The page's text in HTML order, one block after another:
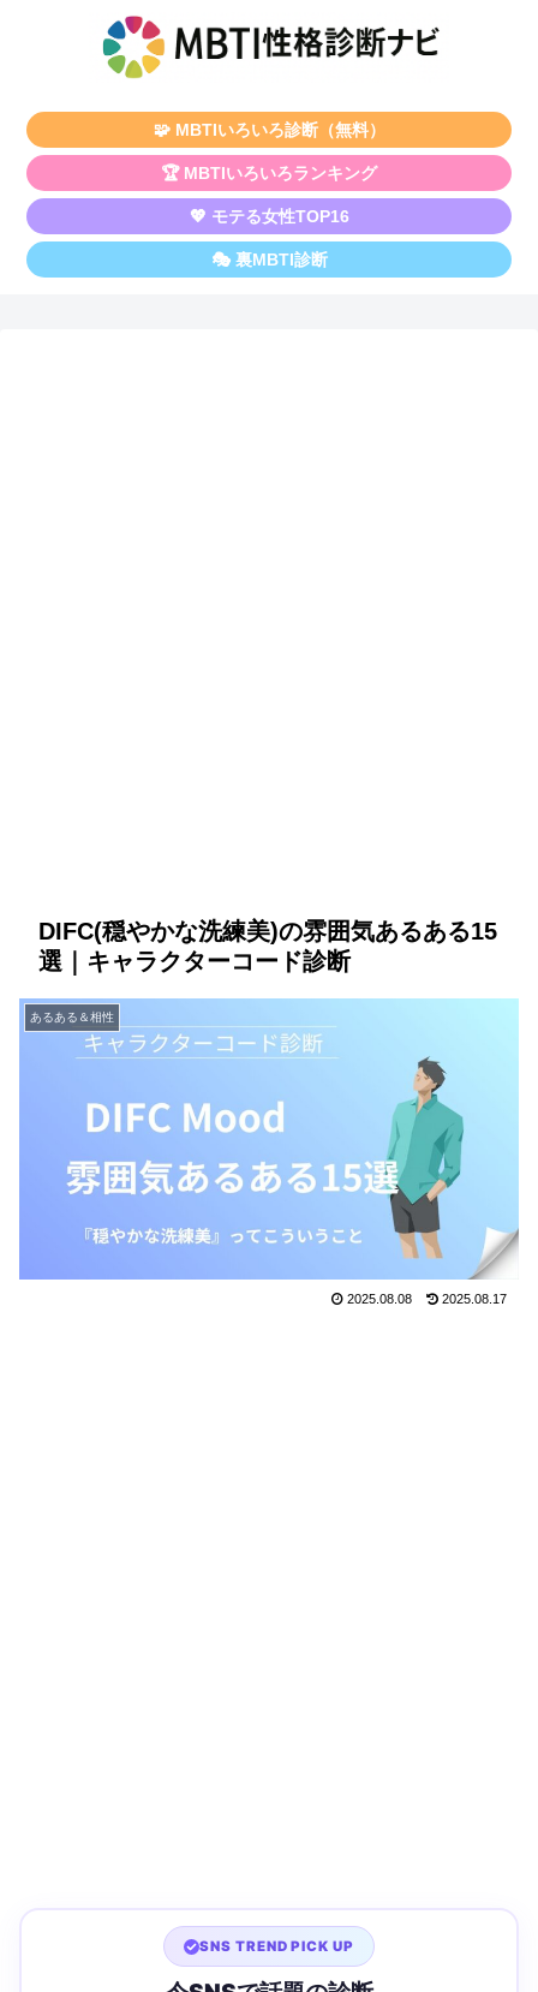
🧩 MBTIいろいろ診断（無料）
🏆 MBTIいろいろランキング
💖 モテる女性TOP16
🎭 裏MBTI診断
DIFC(穏やかな洗練美)の雰囲気あるある15
選｜キャラクターコード診断
あるある＆相性
2025.08.08 2025.08.17
SNS TREND PICK UP